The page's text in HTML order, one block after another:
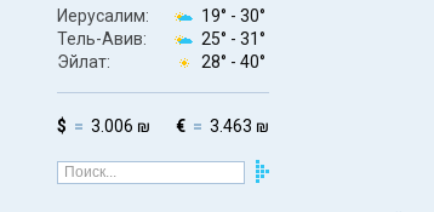
Иерусалим: 19° - 30°
Тель-Авив:
25° - 31°
Эйлат:
28° - 40°
$ 3.006 ₪ € 3.463 ₪